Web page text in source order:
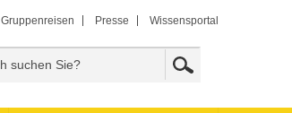
Gruppenreisen Presse Wissensportal